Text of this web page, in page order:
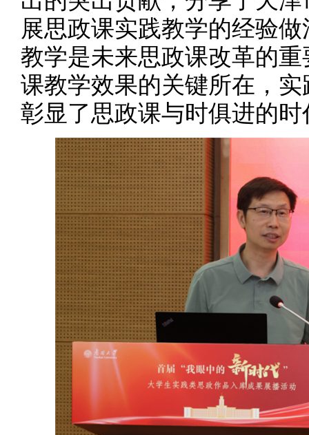
展思政课实践教学的经验
教学是未来思政课改革的
课教学效果的关键所在，
彰显了思政课与时俱进的时